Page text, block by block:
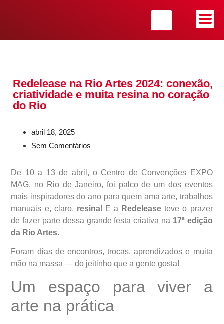
Redelease na Rio Artes 2024: conexão,
criatividade e muita resina no coração
do Rio
abril 18, 2025
Sem Comentários
De 10 a 13 de abril, o Centro de Convenções EXPO
MAG, no Rio de Janeiro, foi palco de um dos eventos
mais inspiradores do ano para quem ama arte, trabalhos
manuais e, claro, resina! E a Redelease teve o prazer
de fazer parte dessa grande festa criativa na 17ª edição
da Rio Artes.
Foram dias de encontros, trocas, aprendizados e muita
mão na massa — do jeitinho que a gente gosta!
Um espaço para viver a
arte na prática